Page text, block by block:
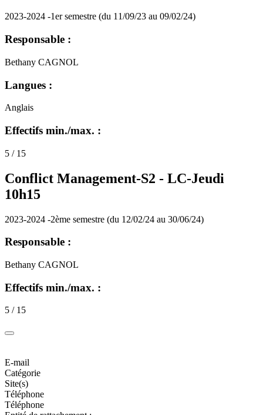
2023-2024 -1er semestre (du 11/09/23 au 09/02/24)
Responsable :
Bethany CAGNOL
Langues :
Anglais
Effectifs min./max. :
5 / 15
Conflict Management-S2 - LC-Jeudi
10h15
2023-2024 -2ème semestre (du 12/02/24 au 30/06/24)
Responsable :
Bethany CAGNOL
Effectifs min./max. :
5 / 15
E-mail
Catégorie
Site(s)
Téléphone
Téléphone